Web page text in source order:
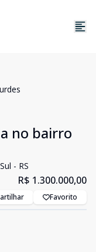
no bairro
- RS
R$ 1.300.000,00
Favorito